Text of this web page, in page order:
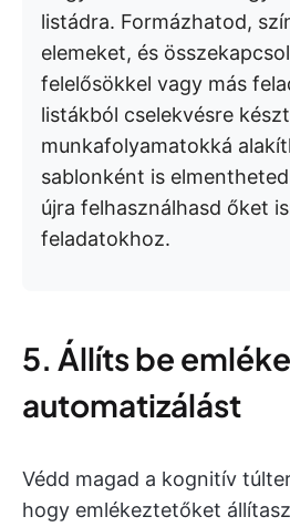
listádra. Formázhatod,
elemeket, és
felelősökkel vagy más
listákból cselekvésre
munkafolyamatokká
sablonként is
újra felhasználhasd őket
feladatokhoz.
5. Állíts be
automatizálást
Védd magad a kognitív
hogy emlékeztetőket